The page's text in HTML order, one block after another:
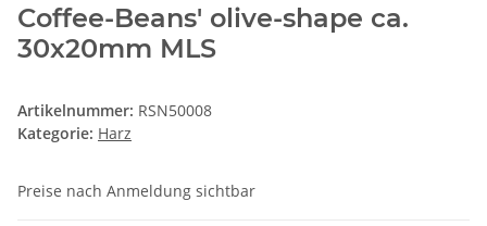
Coffee-Beans' olive-shape ca.
30x20mm MLS
Artikelnummer: RSN50008
Kategorie: Harz
Preise nach Anmeldung sichtbar